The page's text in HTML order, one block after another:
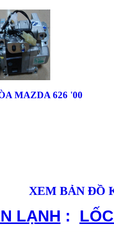
MAZDA 626 '00
XEM BẢN ĐỒ
LẠNH :